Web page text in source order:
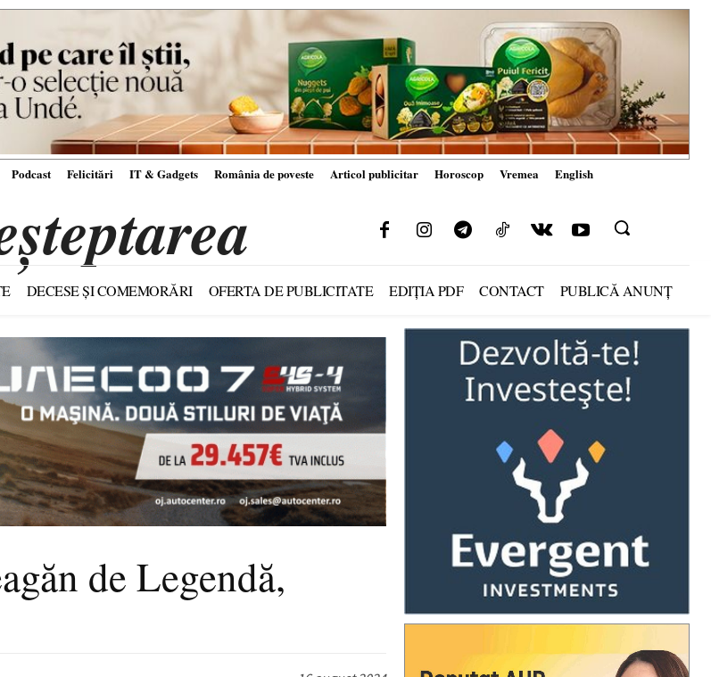
Podcast Felicitări IT & Gadgets România de poveste Articol publicitar Horoscop Vremea English
DECESE ȘI COMEMORĂRI OFERTA DE PUBLICITATE EDIȚIA PDF CONTACT PUBLICĂ ANUNȚ
de Legendă,